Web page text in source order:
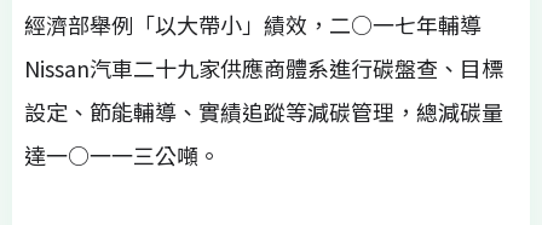
經濟部舉例「以大帶小」績效，二○一七年輔導
Nissan汽車二十九家供應商體系進行碳盤查、目標
設定、節能輔導、實績追蹤等減碳管理，總減碳量
達一○一一三公噸。